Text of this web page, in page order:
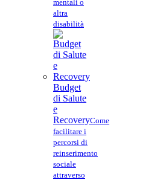
mentali o
altra
disabilità
Budget
di Salute
e
RecoveryCome
facilitare i
percorsi di
reinserimento
sociale
attraverso